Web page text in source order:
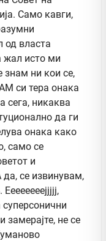
Само кавги,
од власта
жал исто ми
ни кои се,
си тера онака
сега, никаква
да ги
онака како
само се
и
се извинувам,
замерајте, не се